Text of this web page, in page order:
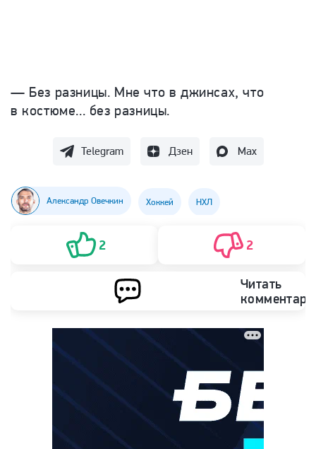
— Без разницы. Мне что в джинсах, что
в костюме... без разницы.
Telegram Дзен Max
Александр Овечкин Хоккей НХЛ
2 2
Читать